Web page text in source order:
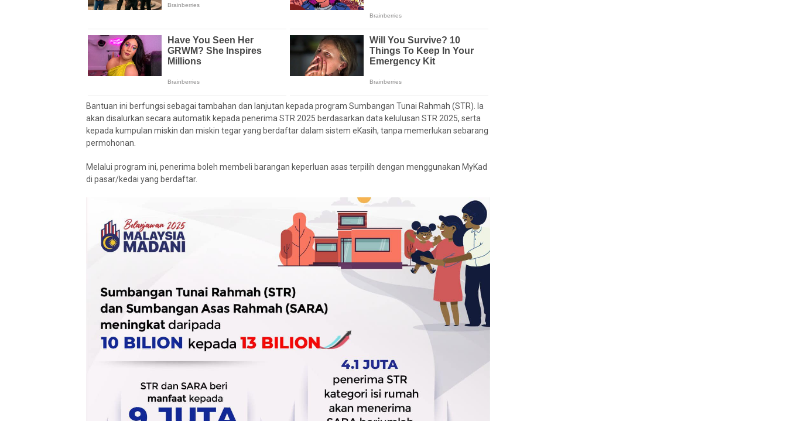
Bantuan ini berfungsi sebagai tambahan dan lanjutan kepada program Sumbangan Tunai Rahmah (STR). Ia
akan disalurkan secara automatik kepada penerima STR 2025 berdasarkan data kelulusan STR 2025, serta
kepada kumpulan miskin dan miskin tegar yang berdaftar dalam sistem eKasih, tanpa memerlukan sebarang
permohonan.
Melalui program ini, penerima boleh membeli barangan keperluan asas terpilih dengan menggunakan MyKad
di pasar/kedai yang berdaftar.